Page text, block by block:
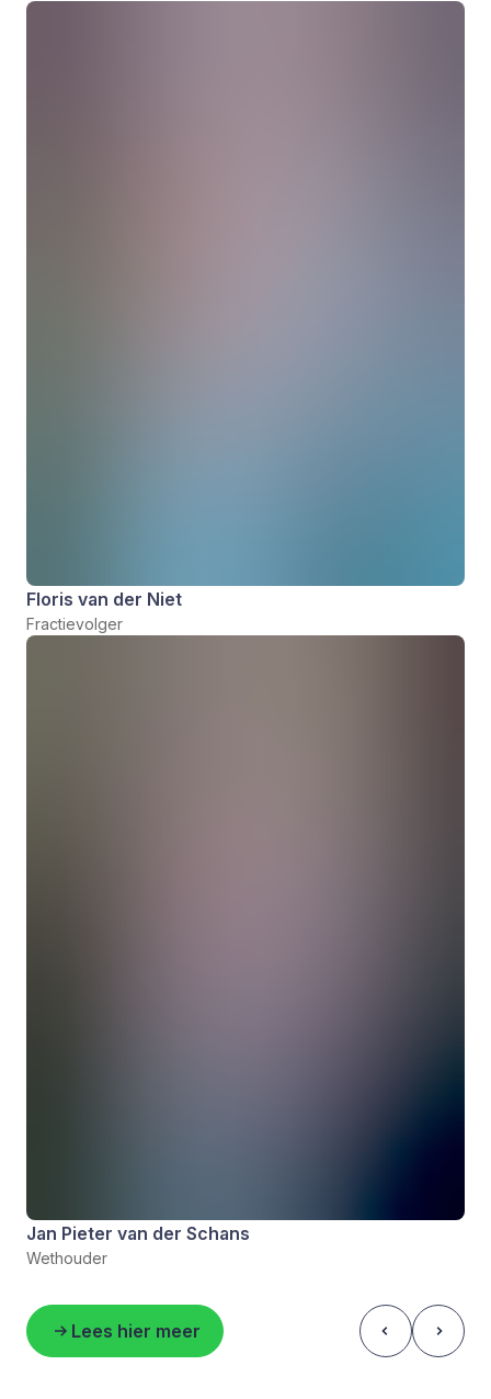
Floris van der Niet
Fractievolger
Jan Pieter van der Schans
Wethouder
Lees hier meer